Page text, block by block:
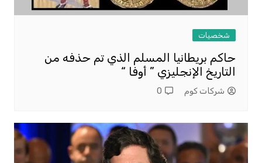
شخصيات
حاكم بريطانيا المسلم الذي تم حذفه من
التاريخ الإنجليزي ” أوفا “
شركات كوم 0